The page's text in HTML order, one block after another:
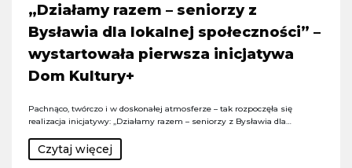
„Działamy razem – seniorzy z
Bysławia dla lokalnej społeczności” –
wystartowała pierwsza inicjatywa
Dom Kultury+
Pachnąco, twórczo i w doskonałej atmosferze – tak rozpoczęła się
realizacja inicjatywy: „Działamy razem – seniorzy z Bysławia dla…
Czytaj więcej